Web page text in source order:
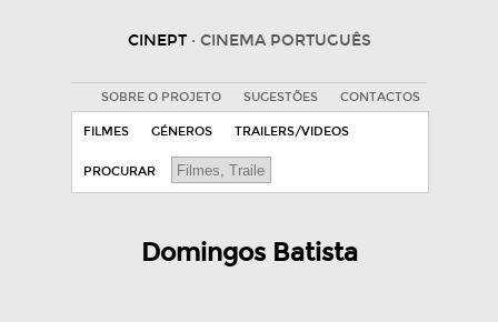
CINEPT · CINEMA PORTUGUÊS
SOBRE O PROJETO SUGESTÕES CONTACTOS
FILMES GÉNEROS TRAILERS/VIDEOS
PROCURAR
Domingos Batista